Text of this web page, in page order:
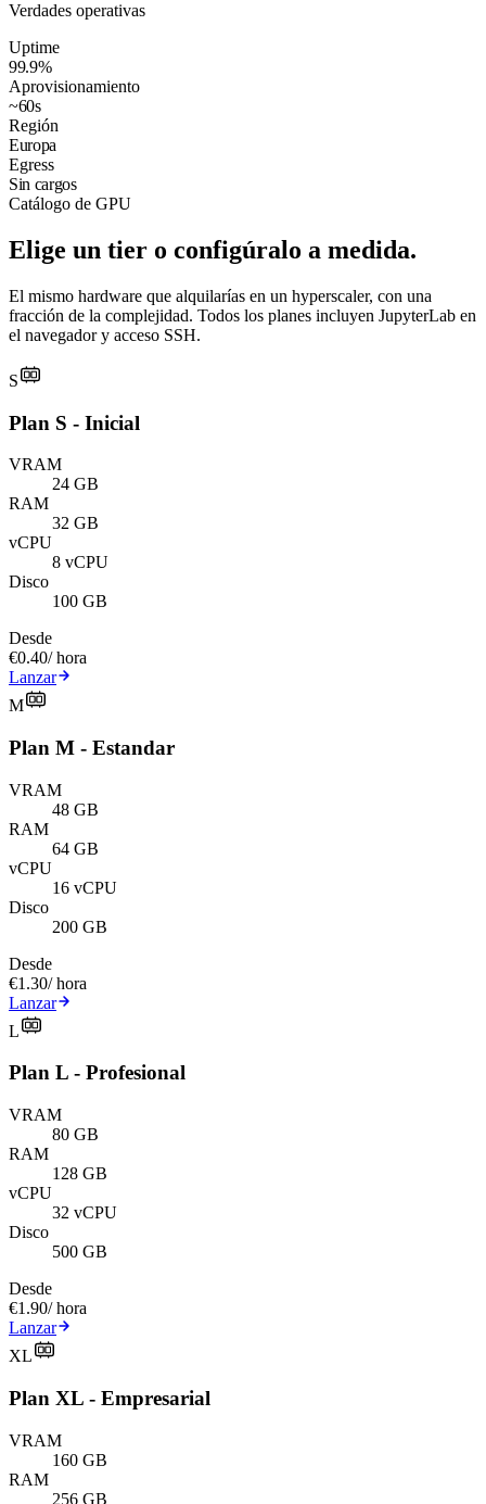
Verdades operativas
Uptime
99.9%
Aprovisionamiento
~60s
Región
Europa
Egress
Sin cargos
Catálogo de GPU
Elige un tier o configúralo a medida.
El mismo hardware que alquilarías en un hyperscaler, con una
fracción de la complejidad. Todos los planes incluyen JupyterLab en
el navegador y acceso SSH.
S
Plan S - Inicial
VRAM
24 GB
RAM
32 GB
vCPU
8 vCPU
Disco
100 GB
Desde
€0.40/ hora
Lanzar
M
Plan M - Estandar
VRAM
48 GB
RAM
64 GB
vCPU
16 vCPU
Disco
200 GB
Desde
€1.30/ hora
Lanzar
L
Plan L - Profesional
VRAM
80 GB
RAM
128 GB
vCPU
32 vCPU
Disco
500 GB
Desde
€1.90/ hora
Lanzar
XL
Plan XL - Empresarial
VRAM
160 GB
RAM
256 GB